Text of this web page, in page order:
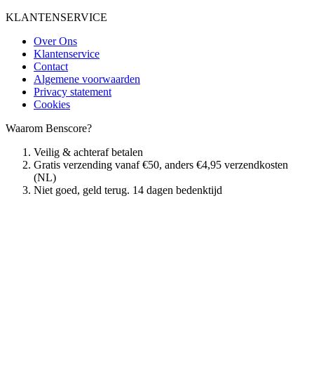
KLANTENSERVICE
Over Ons
Klantenservice
Contact
Algemene voorwaarden
Privacy statement
Cookies
Waarom Benscore?
Veilig & achteraf betalen
Gratis verzending vanaf €50, anders €4,95 verzendkosten
(NL)
Niet goed, geld terug. 14 dagen bedenktijd